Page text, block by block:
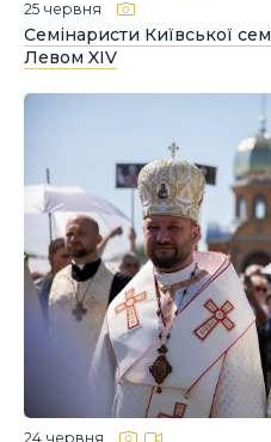
25 червня
Семінаристи Київської
Левом XIV
24 червня